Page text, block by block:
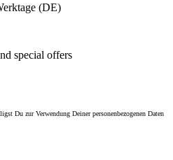
(DE)
special offers
Du zur Verwendung Deiner personenbezogenen Daten